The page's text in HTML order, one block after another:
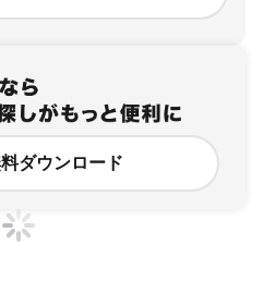
ダウンロード